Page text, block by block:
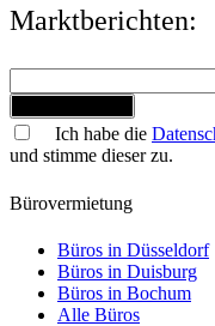
Marktberichten:
Ich habe die
und stimme dieser zu.
Bürovermietung
Büros in Düsseldorf
Büros in Duisburg
Büros in Bochum
Alle Büros